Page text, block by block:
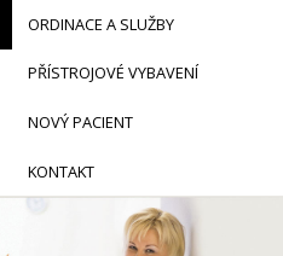
ORDINACE A SLUŽBY
PŘÍSTROJOVÉ VYBAVENÍ
NOVÝ PACIENT
KONTAKT